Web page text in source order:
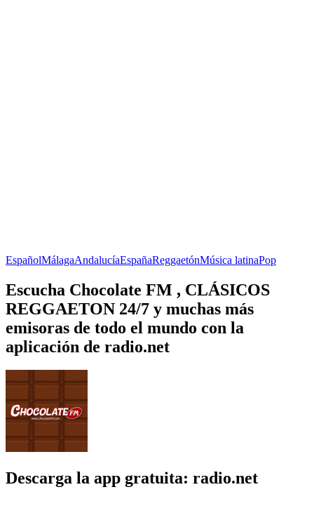
EspañolMálagaAndalucíaEspañaReggaetónMúsica latinaPop
Escucha Chocolate FM , CLÁSICOS
REGGAETON 24/7 y muchas más
emisoras de todo el mundo con la
aplicación de radio.net
Descarga la app gratuita: radio.net